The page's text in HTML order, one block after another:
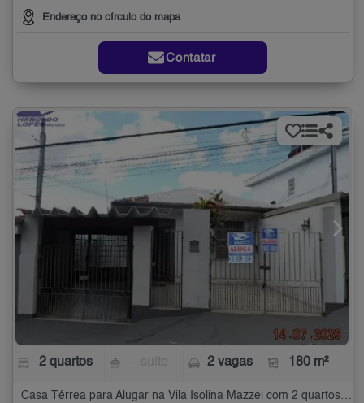
Endereço no círculo do mapa
Contatar
2 quartos 2 vagas 180 m²
Casa Térrea para Alugar na Vila Isolina Mazzei com 2 quartos - 180 m²